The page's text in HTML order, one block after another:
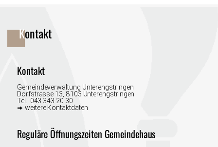
Kontakt
Kontakt
Gemeindeverwaltung Unterengstringen
Dorfstrasse 13, 8103 Unterengstringen
Tel.: 043 343 20 30
weitere Kontaktdaten
Reguläre Öffnungszeiten Gemeindehaus